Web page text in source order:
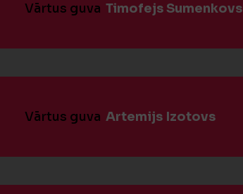
Vārtus guva Timofejs Sumenkovs
Vārtus guva Artemijs Izotovs